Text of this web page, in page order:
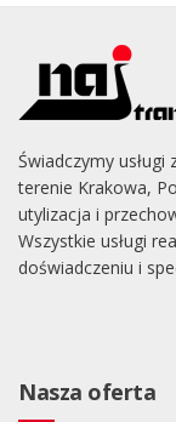
Świadczymy
terenie Krakowa,
utylizacja i
Wszystkie usługi
doświadczeniu i
Nasza oferta